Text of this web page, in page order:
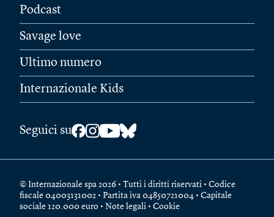
Podcast
Savage love
Ultimo numero
Internazionale Kids
Seguici su
© Internazionale spa 2026 • Tutti i diritti riservati • Codice
fiscale 04003131002 • Partita iva 04850721004 • Capitale
sociale 120.000 euro • Note legali • Cookie